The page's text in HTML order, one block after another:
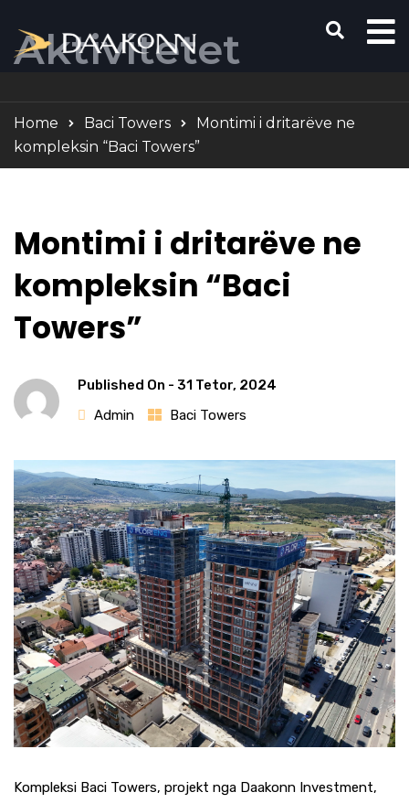
Aktivitetet
Home Baci Towers
Montimi i dritarëve ne
kompleksin “Baci Towers”
Montimi i dritarëve ne
kompleksin “Baci
Towers”
Published On - 31 Tetor, 2024
Admin
Baci Towers
Kompleksi Baci Towers, projekt nga Daakonn Investment,